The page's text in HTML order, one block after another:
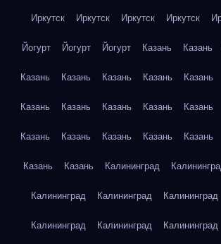
Иркутск Иркутск Иркутск Иркутск
Йогурт Йогурт Йогурт Казань Казань
Казань Казань Казань Казань Казань
Казань Казань Казань Казань Казань
Казань Казань Казань Казань Казань
Казань Казань Калининград
Калининград Калининград Калининград
Калининград Калининград Калининград